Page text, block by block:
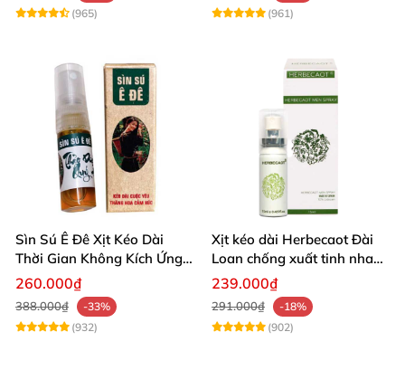
(965)
(961)
Sìn Sú Ê Đê Xịt Kéo Dài
Thời Gian Không Kích Ứng
Da
260.000₫
388.000₫
-33%
(932)
Xịt kéo dài Herbecaot Đài
Loan chống xuất tinh nhanh
hiệu quả
239.000₫
291.000₫
-18%
(902)